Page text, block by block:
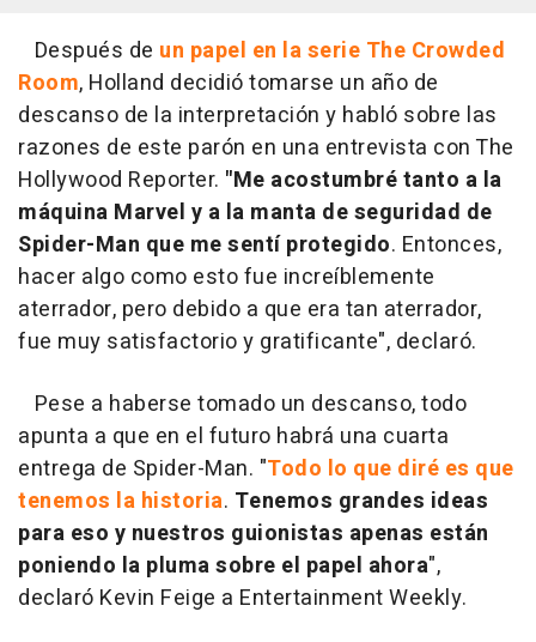
Después de un papel en la serie The Crowded
Room, Holland decidió tomarse un año de
descanso de la interpretación y habló sobre las
razones de este parón en una entrevista con The
Hollywood Reporter. "Me acostumbré tanto a la
máquina Marvel y a la manta de seguridad de
Spider-Man que me sentí protegido. Entonces,
hacer algo como esto fue increíblemente
aterrador, pero debido a que era tan aterrador,
fue muy satisfactorio y gratificante", declaró.
Pese a haberse tomado un descanso, todo
apunta a que en el futuro habrá una cuarta
entrega de Spider-Man. "Todo lo que diré es que
tenemos la historia. Tenemos grandes ideas
para eso y nuestros guionistas apenas están
poniendo la pluma sobre el papel ahora",
declaró Kevin Feige a Entertainment Weekly.